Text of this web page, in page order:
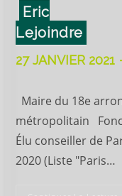
Eric
Lejoindre
27 JANVIER 2021
Maire du 18e
métropolitain
Élu conseiller de
2020 (Liste "Paris…